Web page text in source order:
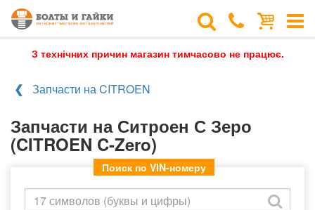
З технічних причин магазин тимчасово не працює.
Запчасти на CITROEN
Запчасти на Ситроен С Зеро
(CITROEN C-Zero)
Поиск по VIN-номеру